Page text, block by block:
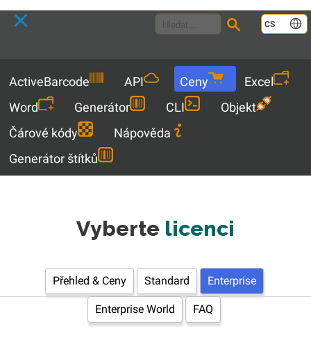
CS
ActiveBarcode API Ceny
Excel
Word
Generátor CLI
Objekt
Čárové kódy
Nápověda
Generátor štítků
Vyberte licenci
Přehled & Ceny Standard Enterprise
Enterprise World FAQ